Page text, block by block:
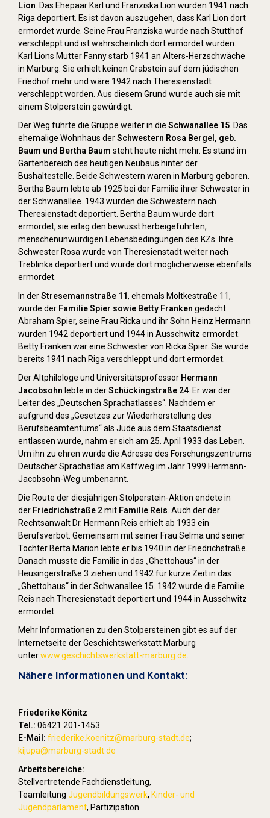
Lion . Das Ehepaar Karl und Franziska Lion wurden 1941 nach
Riga deportiert. Es ist davon auszugehen, dass Karl Lion dort
ermordet wurde. Seine Frau Franziska wurde nach Stutthof
verschleppt und ist wahrscheinlich dort ermordet wurden.
Karl Lions Mutter Fanny starb 1941 an Alters-Herzschwäche
in Marburg. Sie erhielt keinen Grabstein auf dem jüdischen
Friedhof mehr und wäre 1942 nach Theresienstadt
verschleppt worden. Aus diesem Grund wurde auch sie mit
einem Stolperstein gewürdigt.
Der Weg führte die Gruppe weiter in die Schwanallee 15 . Das
ehemalige Wohnhaus derSchwestern Rosa Bergel, geb.
Baum und Bertha Baum steht heute nicht mehr. Es stand im
Gartenbereich des heutigen Neubaus hinter der
Bushaltestelle. Beide Schwestern waren in Marburg geboren.
Bertha Baum lebte ab 1925 bei der Familie ihrer Schwester in
der Schwanallee. 1943 wurden die Schwestern nach
Theresienstadt deportiert. Bertha Baum wurde dort
ermordet, sie erlag den bewusst herbeigeführten,
menschenunwürdigen Lebensbedingungen des KZs. Ihre
Schwester Rosa wurde von Theresienstadt weiter nach
Treblinka deportiert und wurde dort möglicherweise ebenfalls
ermordet.
In derStresemannstraße 11, ehemals Moltkestraße 11,
wurde der Familie Spier sowie Betty Franken gedacht.
Abraham Spier, seine Frau Ricka und ihr Sohn Heinz Hermann
wurden 1942 deportiert und 1944 in Ausschwitz ermordet.
Betty Franken war eine Schwester von Ricka Spier. Sie wurde
bereits 1941 nach Riga verschleppt und dort ermordet.
Der Altphilologe und Universitätsprofessor Hermann
Jacobsohn lebte in derSchückingstraße 24 . Er war der
Leiter des „Deutschen Sprachatlasses“. Nachdem er
aufgrund des „Gesetzes zur Wiederherstellung des
Berufsbeamtentums“ als Jude aus dem Staatsdienst
entlassen wurde, nahm er sich am 25. April 1933 das Leben.
Um ihn zu ehren wurde die Adresse des Forschungszentrums
Deutscher Sprachatlas am Kaffweg im Jahr 1999 Hermann-
Jacobsohn-Weg umbenannt.
Die Route der diesjährigen Stolperstein-Aktion endete in
der Friedrichstraße 2mit Familie Reis . Auch der der
Rechtsanwalt Dr. Hermann Reis erhielt ab 1933 ein
Berufsverbot. Gemeinsam mit seiner Frau Selma und seiner
Tochter Berta Marion lebte er bis 1940 in der Friedrichstraße.
Danach musste die Familie in das „Ghettohaus“ in der
Heusingerstraße 3 ziehen und 1942 für kurze Zeit in das
„Ghettohaus“ in der Schwanallee 15. 1942 wurde die Familie
Reis nach Theresienstadt deportiert und 1944 in Ausschwitz
ermordet.
Mehr Informationen zu den Stolpersteinen gibt es auf der
Internetseite der Geschichtswerkstatt Marburg
unterwww.geschichtswerkstatt-marburg.de
Nähere Informationen und Kontakt:
Friederike Könitz
Tel.: 06421 201-1453
E-Mail: friederike.koenitz@marburg-stadt.de;
kijupa@marburg-stadt.de
Arbeitsbereiche:
Stellvertretende Fachdienstleitung,
Teamleitung Jugendbildungswerk, Kinder- und
Jugendparlament, Partizipation